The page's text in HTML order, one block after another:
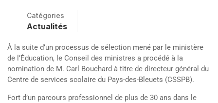
Catégories
Actualités
À la suite d’un processus de sélection mené par le ministère
de l’Éducation, le Conseil des ministres a procédé à la
nomination de M. Carl Bouchard à titre de directeur général du
Centre de services scolaire du Pays-des-Bleuets (CSSPB).
Fort d’un parcours professionnel de plus de 30 ans dans le